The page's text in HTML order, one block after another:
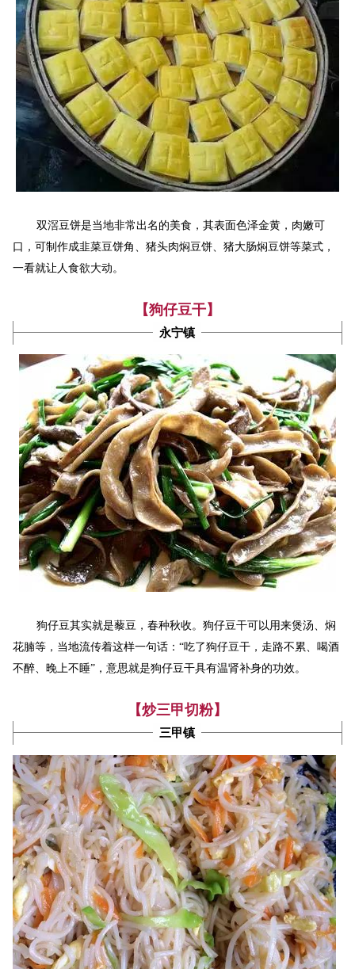
双滘豆饼是当地非常出名的美食，其表面色泽金黄，肉嫩可
口，可制作成韭菜豆饼角、猪头肉焖豆饼、猪大肠焖豆饼等菜式，
一看就让人食欲大动。
【狗仔豆干】
永宁镇
狗仔豆其实就是藜豆，春种秋收。狗仔豆干可以用来煲汤、焖
花腩等，当地流传着这样一句话：“吃了狗仔豆干，走路不累、喝酒
不醉、晚上不睡”，意思就是狗仔豆干具有温肾补身的功效。
【炒三甲切粉】
三甲镇